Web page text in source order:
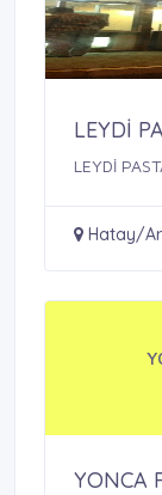
LEYDİ
LEYDİ
Hatay/
YONCA